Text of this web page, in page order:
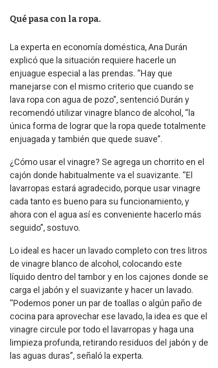
Qué pasa con la ropa.
La experta en economía doméstica, Ana Durán
explicó que la situación requiere hacerle un
enjuague especial a las prendas. “Hay que
manejarse con el mismo criterio que cuando se
lava ropa con agua de pozo”, sentenció Durán y
recomendó utilizar vinagre blanco de alcohol, “la
única forma de lograr que la ropa quede totalmente
enjuagada y también que quede suave”.
¿Cómo usar el vinagre? Se agrega un chorrito en el
cajón donde habitualmente va el suavizante. “El
lavarropas estará agradecido, porque usar vinagre
cada tanto es bueno para su funcionamiento, y
ahora con el agua así es conveniente hacerlo más
seguido”, sostuvo.
Lo ideal es hacer un lavado completo con tres litros
de vinagre blanco de alcohol, colocando este
líquido dentro del tambor y en los cajones donde se
carga el jabón y el suavizante y hacer un lavado.
“Podemos poner un par de toallas o algún paño de
cocina para aprovechar ese lavado, la idea es que el
vinagre circule por todo el lavarropas y haga una
limpieza profunda, retirando residuos del jabón y de
las aguas duras”, señaló la experta.